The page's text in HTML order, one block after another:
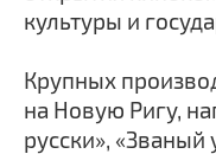
культуры и
Крупных
на Новую Ригу,
русски»,